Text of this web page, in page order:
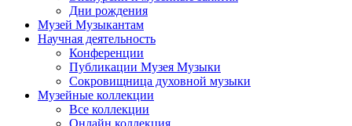
Дни рождения
Музей Музыкантам
Научная деятельность
Конференции
Публикации Музея Музыки
Сокровищница духовной музыки
Музейные коллекции
Все коллекции
Онлайн коллекция